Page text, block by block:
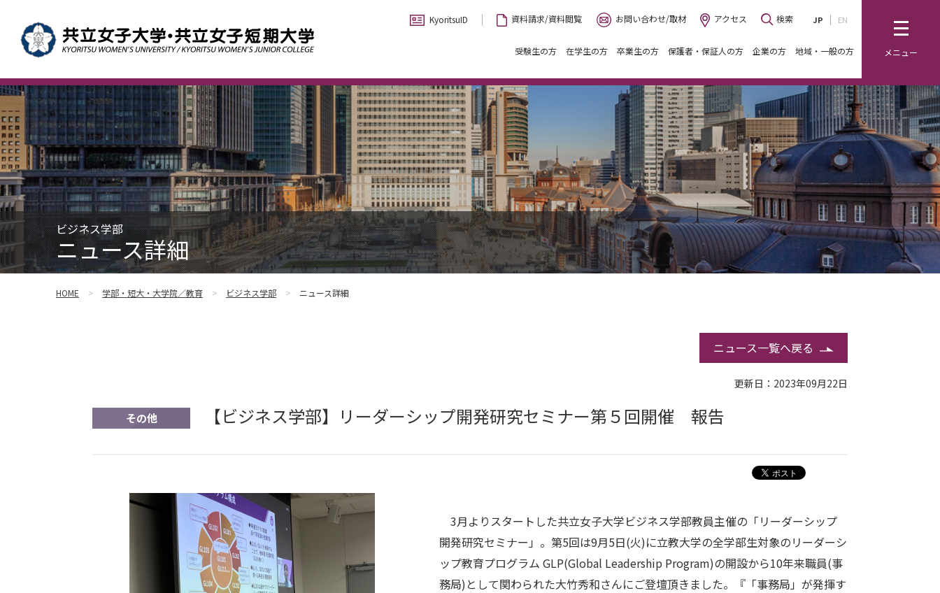
メニュー
検索 JP EN
KyoritsuID 資料請求/資料閲覧 お問い合わせ/取材 アクセス
受験生の方 在学生の方 卒業生の方 保護者・保証人の方 企業の方 地域・一般の方
ビジネス学部
ニュース詳細
HOME 学部・短大・大学院／教育 ビジネス学部 ニュース詳細
ニュース一覧へ戻る
更新日：2023年09月22日
その他 【ビジネス学部】リーダーシップ開発研究セミナー第５回開催 報告
3月よりスタートした共立女子大学ビジネス学部教員主催の「リーダーシップ
開発研究セミナー」。第5回は9月5日(火)に立教大学の全学部生対象のリーダーシ
ップ教育プログラム GLP(Global Leadership Program)の開設から10年来職員(事
務局)として関わられた大竹秀和さんにご登壇頂きました。『「事務局」が発揮す